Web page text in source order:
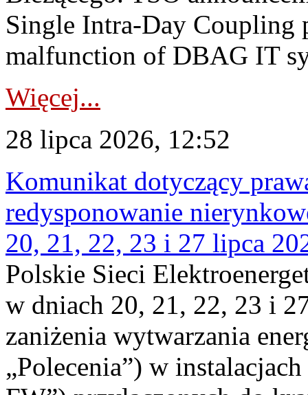
Single Intra-Day Coupling
malfunction of DBAG IT
Więcej...
28 lipca 2026, 12:52
Komunikat dotyczący
redysponowanie
20, 21, 22, 23 i 27 lipca
Polskie Sieci
w dniach 20, 21, 22, 23 i
zaniżenia wytwarzania
„Polecenia”) w